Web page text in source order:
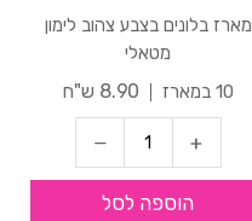
מארז בלונים בצבע צהוב לימון
מטאלי
10 במארז
8.90 ש"ח
הוספה לסל